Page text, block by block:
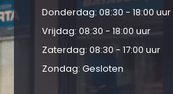
Donderdag: 08:30 - 18:00 uur
Vrijdag: 08:30 - 18:00 uur
Zaterdag: 08:30 - 17:00 uur
Zondag: Gesloten